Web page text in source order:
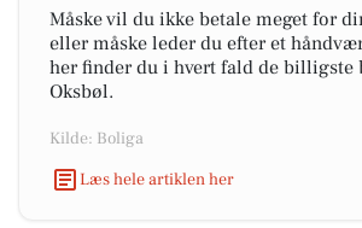
Måske vil du ikke betale meget for
eller måske leder du efter et
her finder du i hvert fald de billigste
Oksbøl.
Kilde: Boliga
Læs hele artiklen her